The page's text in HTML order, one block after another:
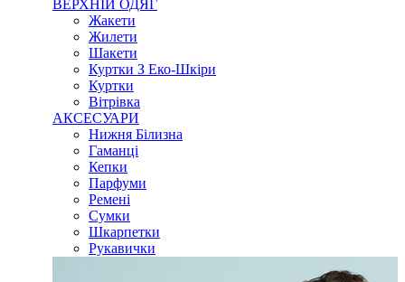
ВЕРХНІЙ ОДЯГ
Жакети
Жилети
Шакети
Куртки З Еко-Шкіри
Куртки
Вітрівка
АКСЕСУАРИ
Нижня Білизна
Гаманці
Кепки
Парфуми
Ремені
Сумки
Шкарпетки
Рукавички